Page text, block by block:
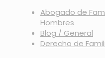
Abogado de
Hombres
Blog / General
Derecho de